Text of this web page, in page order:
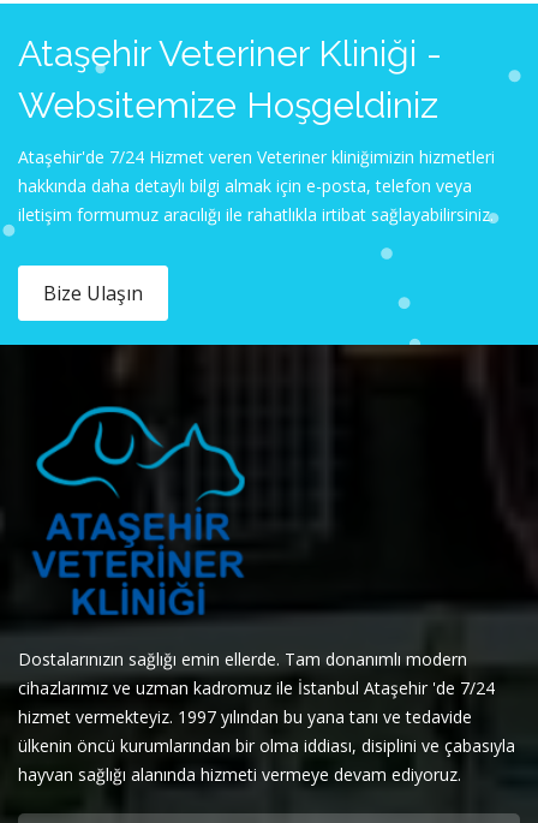
Ataşehir Veteriner Kliniği -
Websitemize Hoşgeldiniz
Ataşehir'de 7/24 Hizmet veren Veteriner kliniğimizin hizmetleri
hakkında daha detaylı bilgi almak için e-posta, telefon veya
iletişim formumuz aracılığı ile rahatlıkla irtibat sağlayabilirsiniz.
Bize Ulaşın
Dostalarınızın sağlığı emin ellerde. Tam donanımlı modern
cihazlarımız ve uzman kadromuz ile İstanbul Ataşehir 'de 7/24
hizmet vermekteyiz. 1997 yılından bu yana tanı ve tedavide
ülkenin öncü kurumlarından bir olma iddiası, disiplini ve çabasıyla
hayvan sağlığı alanında hizmeti vermeye devam ediyoruz.